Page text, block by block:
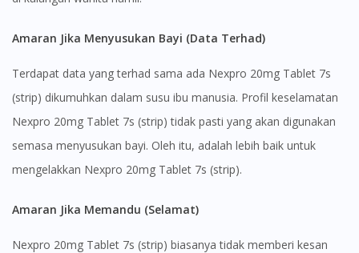
site.
To serve you better, would you like to head over to
DoctorOnCall Singapore?
Amaran Jika Menyusukan Bayi (Data Terhad)
Terdapat data yang terhad sama ada Nexpro 20mg Tablet 7s
(strip) dikumuhkan dalam susu ibu manusia. Profil keselamatan
Nexpro 20mg Tablet 7s (strip) tidak pasti yang akan digunakan
semasa menyusukan bayi. Oleh itu, adalah lebih baik untuk
mengelakkan Nexpro 20mg Tablet 7s (strip).
Amaran Jika Memandu (Selamat)
Nexpro 20mg Tablet 7s (strip) biasanya tidak memberi kesan